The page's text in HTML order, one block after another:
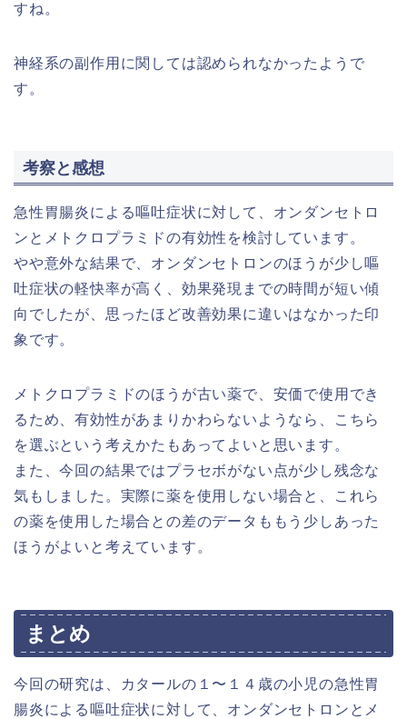
すね。
神経系の副作用に関しては認められなかったようで
す。
考察と感想
急性胃腸炎による嘔吐症状に対して、オンダンセトロ
ンとメトクロプラミドの有効性を検討しています。
やや意外な結果で、オンダンセトロンのほうが少し嘔
吐症状の軽快率が高く、効果発現までの時間が短い傾
向でしたが、思ったほど改善効果に違いはなかった印
象です。
メトクロプラミドのほうが古い薬で、安価で使用でき
るため、有効性があまりかわらないようなら、こちら
を選ぶという考えかたもあってよいと思います。
また、今回の結果ではプラセボがない点が少し残念な
気もしました。実際に薬を使用しない場合と、これら
の薬を使用した場合との差のデータももう少しあった
ほうがよいと考えています。
まとめ
今回の研究は、カタールの１〜１４歳の小児の急性胃
腸炎による嘔吐症状に対して、オンダンセトロンとメ